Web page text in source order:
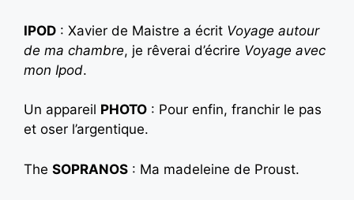
IPOD : Xavier de Maistre a écrit Voyage autour
de ma chambre, je rêverai d’écrire Voyage avec
mon Ipod.
Un appareil PHOTO : Pour enfin, franchir le pas
et oser l’argentique.
The SOPRANOS : Ma madeleine de Proust.